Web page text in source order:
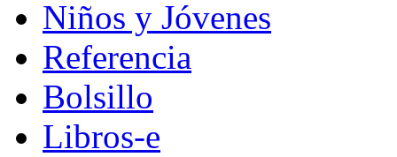
Niños y Jóvenes
Referencia
Bolsillo
Libros-e